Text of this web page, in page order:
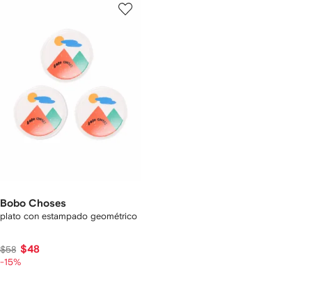
Bobo Choses
plato con estampado geométrico
$58 $48
-15%